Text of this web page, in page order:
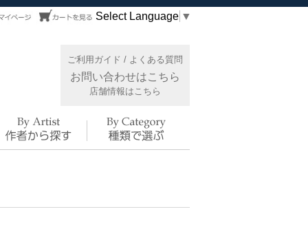
Select Language ▼
ご利用ガイド / よくある質問
お問い合わせはこちら
店舗情報はこちら